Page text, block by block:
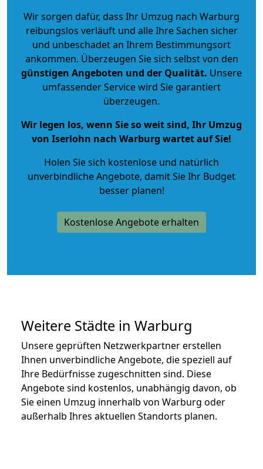
Wir sorgen dafür, dass Ihr Umzug nach Warburg
reibungslos verläuft und alle Ihre Sachen sicher
und unbeschadet an Ihrem Bestimmungsort
ankommen. Überzeugen Sie sich selbst von den
günstigen Angeboten und der Qualität. Unsere
umfassender Service wird Sie garantiert
überzeugen.
Wir legen los, wenn Sie so weit sind, Ihr Umzug
von Iserlohn nach Warburg wartet auf Sie!
Holen Sie sich kostenlose und natürlich
unverbindliche Angebote, damit Sie Ihr Budget
besser planen!
Kostenlose Angebote erhalten
Weitere Städte in Warburg
Unsere geprüften Netzwerkpartner erstellen
Ihnen unverbindliche Angebote, die speziell auf
Ihre Bedürfnisse zugeschnitten sind. Diese
Angebote sind kostenlos, unabhängig davon, ob
Sie einen Umzug innerhalb von Warburg oder
außerhalb Ihres aktuellen Standorts planen.